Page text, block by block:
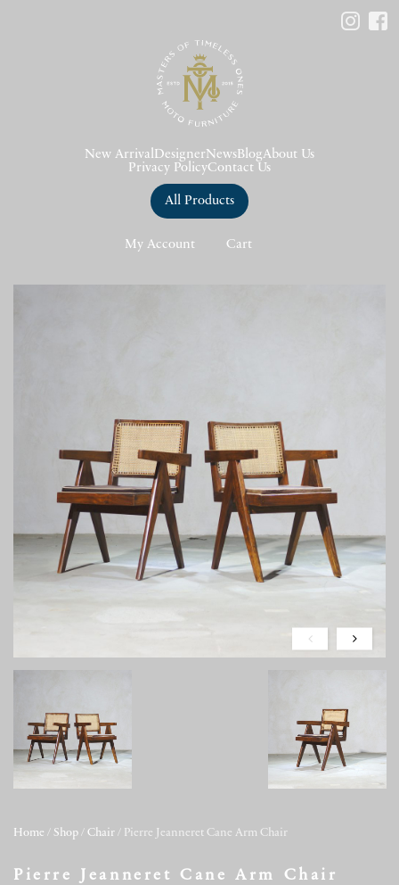
New Arrival DesignerNews BlogAbout Us
Privacy PolicyContact Us
All Products
My Account Cart
Home / Shop / Chair / Pierre Jeanneret Cane Arm Chair
Pierre Jeanneret Cane Arm Chair